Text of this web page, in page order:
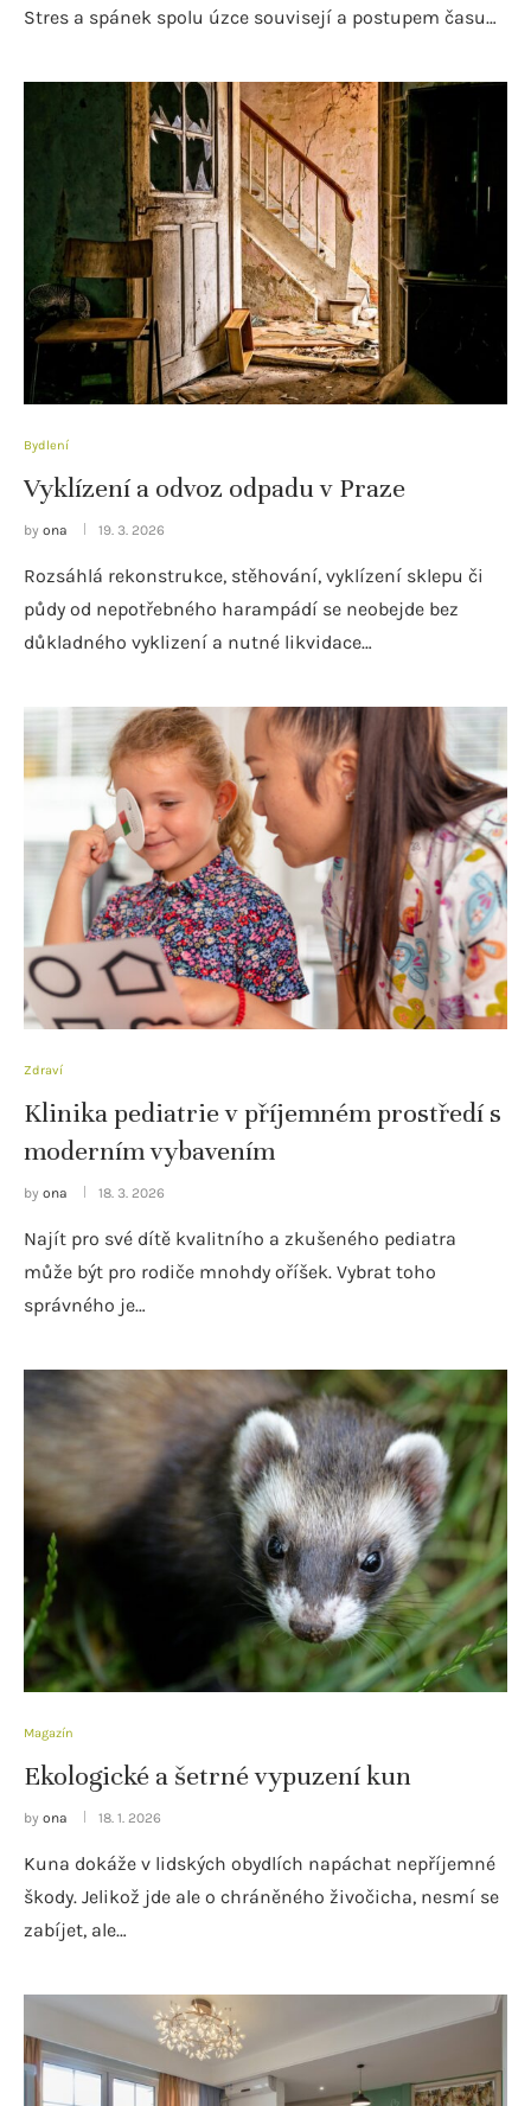
Stres a spánek spolu úzce souvisejí a postupem času…
Bydlení
Vyklízení a odvoz odpadu v Praze
by ona 19. 3. 2026
Rozsáhlá rekonstrukce, stěhování, vyklízení sklepu či
půdy od nepotřebného harampádí se neobejde bez
důkladného vyklizení a nutné likvidace…
Zdraví
Klinika pediatrie v příjemném prostředí s
moderním vybavením
by ona 18. 3. 2026
Najít pro své dítě kvalitního a zkušeného pediatra
může být pro rodiče mnohdy oříšek. Vybrat toho
správného je…
Magazín
Ekologické a šetrné vypuzení kun
by ona 18. 1. 2026
Kuna dokáže v lidských obydlích napáchat nepříjemné
škody. Jelikož jde ale o chráněného živočicha, nesmí se
zabíjet, ale…